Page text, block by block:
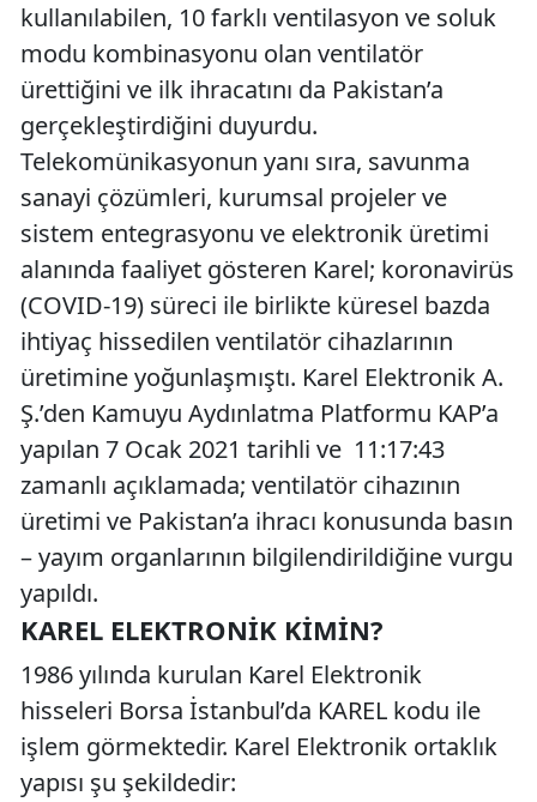
kullanılabilen, 10 farklı ventilasyon ve soluk
modu kombinasyonu olan ventilatör
ürettiğini ve ilk ihracatını da Pakistan’a
gerçekleştirdiğini duyurdu.
Telekomünikasyonun yanı sıra, savunma
sanayi çözümleri, kurumsal projeler ve
sistem entegrasyonu ve elektronik üretimi
alanında faaliyet gösteren Karel; koronavirüs
(COVID-19) süreci ile birlikte küresel bazda
ihtiyaç hissedilen ventilatör cihazlarının
üretimine yoğunlaşmıştı. Karel Elektronik A.
Ş.’den Kamuyu Aydınlatma Platformu KAP’a
yapılan 7 Ocak 2021 tarihli ve 11:17:43
zamanlı açıklamada; ventilatör cihazının
üretimi ve Pakistan’a ihracı konusunda basın
– yayım organlarının bilgilendirildiğine vurgu
yapıldı.
KAREL ELEKTRONIK KIMIN?
1986 yılında kurulan Karel Elektronik
hisseleri Borsa İstanbul’da KAREL kodu ile
işlem görmektedir. Karel Elektronik ortaklık
yapısı şu şekildedir: